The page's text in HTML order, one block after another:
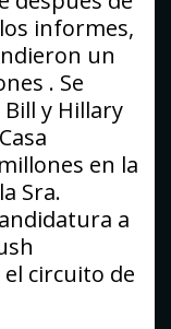
informes,
un
. Se
y Hillary
en la
Sra.
a
circuito de